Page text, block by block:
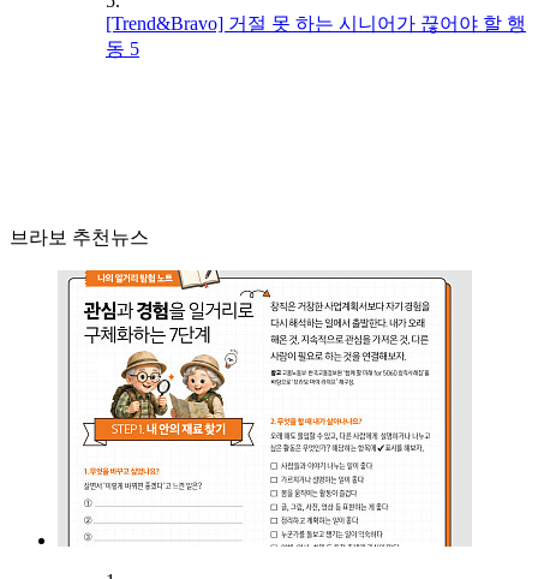
[Trend&Bravo] 거절 못 하는 시니어가 끊어야 할 행
동 5
브라보 추천뉴스